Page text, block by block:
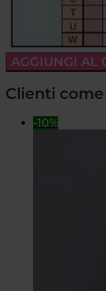
AGGIUNGI AL
Clienti
-10%